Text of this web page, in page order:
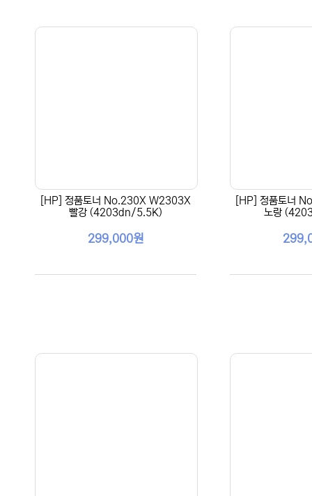
[HP] 정품토너 No.230X W2303X
빨강 (4203dn/5.5K)
299,000원
[HP] 정품토너
노랑